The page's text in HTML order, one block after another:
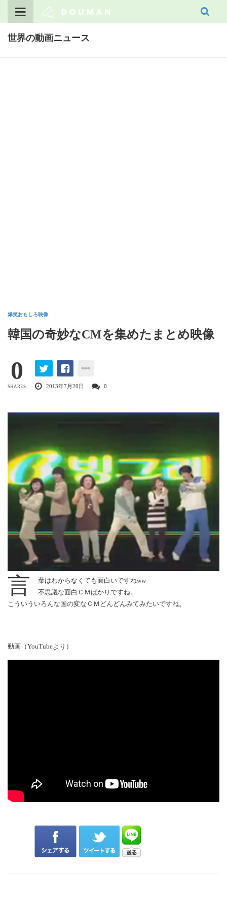
世界の動画ニュース
爆笑おもしろ映像
韓国の奇妙なCMを集めたまとめ映像
0
SHARES 2013年7月20日 0
言
葉はわからなくても面白いですねww
不思議な面白ＣＭばかりですね。
こういういろんな国の変なＣＭどんどんみてみたいですね。
動画（YouTubeより）